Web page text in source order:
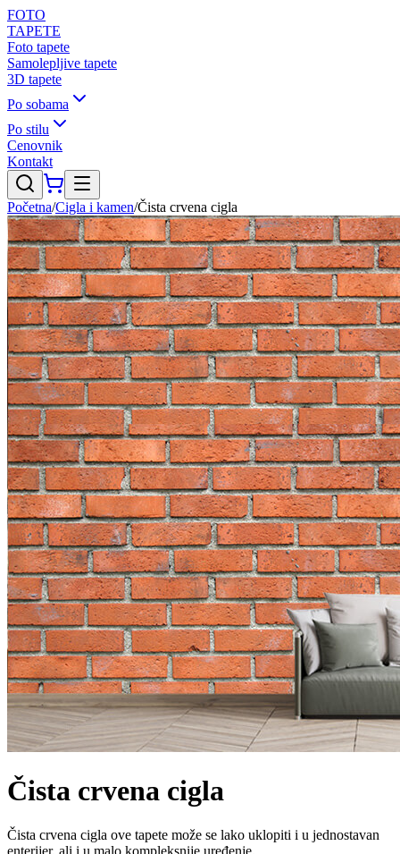
FOTO
TAPETE
Foto tapete
Samolepljive tapete
3D tapete
Po sobama
Po stilu
Cenovnik
Kontakt
Početna/Cigla i kamen/Čista crvena cigla
Čista crvena cigla
Čista crvena cigla ove tapete može se lako uklopiti i u jednostavan
enterijer, ali i u malo kompleksnije uređenje.